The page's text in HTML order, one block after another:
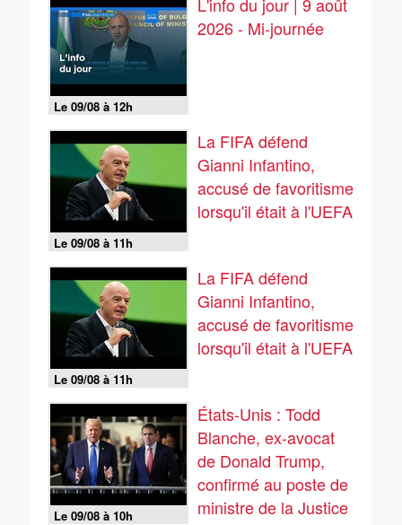
Le 09/08 à 12h
2026 - Mi-journée
Le 09/08 à 11h
La FIFA défend
Gianni Infantino,
accusé de favoritisme
lorsqu'il était à l'UEFA
Le 09/08 à 11h
La FIFA défend
Gianni Infantino,
accusé de favoritisme
lorsqu'il était à l'UEFA
Le 09/08 à 10h
États-Unis : Todd
Blanche, ex-avocat
de Donald Trump,
confirmé au poste de
ministre de la Justice